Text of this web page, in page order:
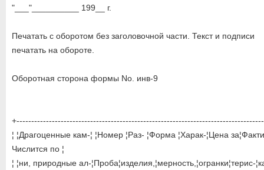
"___"__________ 199__ г.
Печатать с оборотом без заголовочной части. Текст и подписи
печатать на обороте.
Оборотная сторона формы No. инв-9
¦ ¦Драгоценные кам-¦ ¦Номер ¦Раз- ¦Форма ¦Харак-¦Цена
Числится по ¦
¦ ¦ни, природные ал-¦Проба¦изделия,¦мерность,¦огранки¦терис-